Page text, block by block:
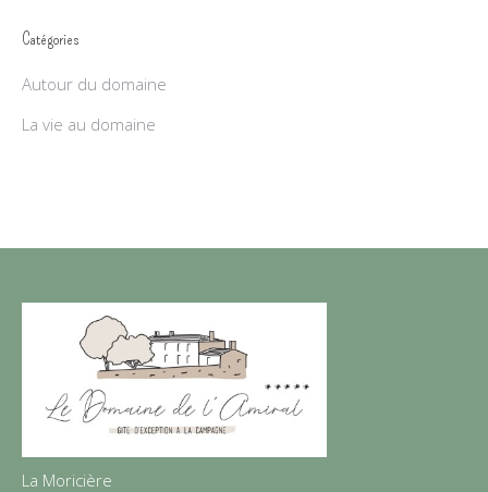
Catégories
Autour du domaine
La vie au domaine
La Moricière